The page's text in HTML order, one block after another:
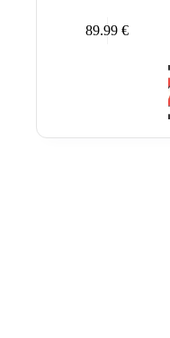
89.99€